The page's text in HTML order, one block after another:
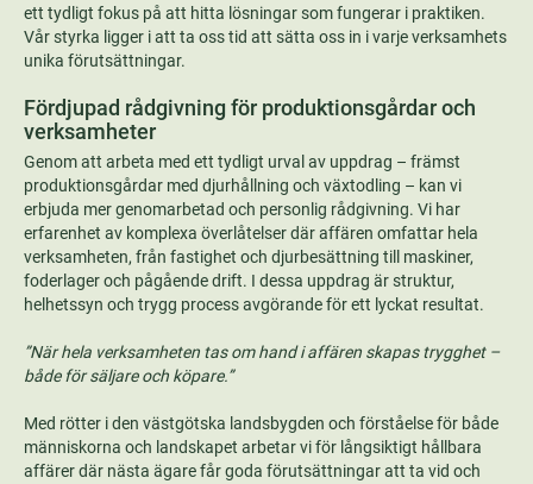
ett tydligt fokus på att hitta lösningar som fungerar i praktiken.
Vår styrka ligger i att ta oss tid att sätta oss in i varje verksamhets
unika förutsättningar.
Fördjupad rådgivning för produktionsgårdar och
verksamheter
Genom att arbeta med ett tydligt urval av uppdrag – främst
produktionsgårdar med djurhållning och växtodling – kan vi
erbjuda mer genomarbetad och personlig rådgivning. Vi har
erfarenhet av komplexa överlåtelser där affären omfattar hela
verksamheten, från fastighet och djurbesättning till maskiner,
foderlager och pågående drift. I dessa uppdrag är struktur,
helhetssyn och trygg process avgörande för ett lyckat resultat.
”När hela verksamheten tas om hand i affären skapas trygghet –
både för säljare och köpare.”
Med rötter i den västgötska landsbygden och förståelse för både
människorna och landskapet arbetar vi för långsiktigt hållbara
affärer där nästa ägare får goda förutsättningar att ta vid och